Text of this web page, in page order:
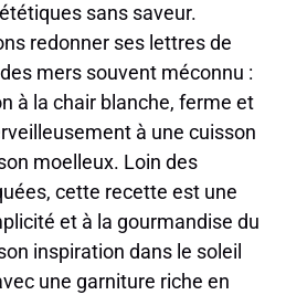
sans saveur.
redonner ses lettres de
mers souvent méconnu :
à la chair blanche, ferme et
à une cuisson
moelleux. Loin des
cette recette est une
et à la gourmandise du
inspiration dans le soleil
une garniture riche en